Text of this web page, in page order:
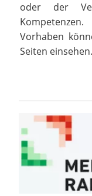
oder der
Vorhaben
Seiten einsehen.